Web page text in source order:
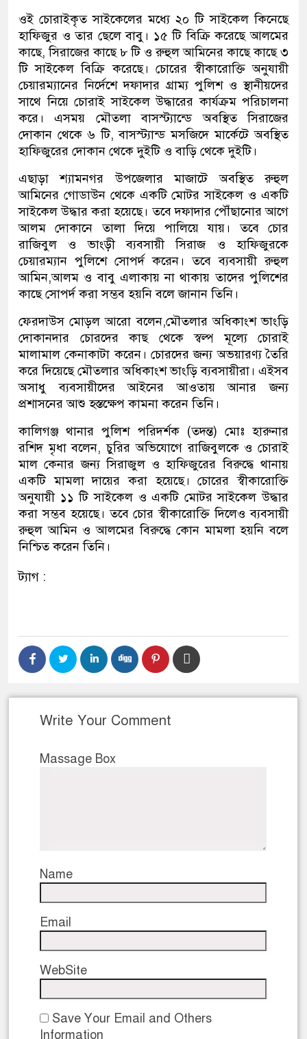
ওই চোরাইকৃত সাইকেলের মধ্যে ২০ টি সাইকেল কিনেছে
হাফিজুর ও তার ছেলে বাবু। ১৫ টি বিক্রি করেছে আলমের
কাছে, সিরাজের কাছে ৮ টি ও রুহুল আমিনের কাছে কাছে ৩
টি সাইকেল বিক্রি করেছে। চোরের স্বীকারোক্তি অনুযায়ী
চেয়ারম্যানের নির্দেশে দফাদার গ্রাম্য পুলিশ ও স্থানীয়দের
সাথে নিয়ে চোরাই সাইকেল উদ্ধারের কার্যক্রম পরিচালনা
করে। এসময় মৌতলা বাসস্ট্যান্ডে অবস্থিত সিরাজের
দোকান থেকে ৬ টি, বাসস্ট্যান্ড মসজিদে মার্কেটে অবস্থিত
হাফিজুরের দোকান থেকে দুইটি ও বাড়ি থেকে দুইটি।
এছাড়া শ্যামনগর উপজেলার মাজাটে অবস্থিত রুহুল
আমিনের গোডাউন থেকে একটি মোটর সাইকেল ও একটি
সাইকেল উদ্ধার করা হয়েছে। তবে দফাদার পৌঁছানোর আগে
আলম দোকানে তালা দিয়ে পালিয়ে যায়। তবে চোর
রাজিবুল ও ভাংড়ী ব্যবসায়ী সিরাজ ও হাফিজুরকে
চেয়ারম্যান পুলিশে সোপর্দ করেন। তবে ব্যবসায়ী রুহুল
আমিন,আলম ও বাবু এলাকায় না থাকায় তাদের পুলিশের
কাছে সোপর্দ করা সম্ভব হয়নি বলে জানান তিনি।
ফেরদাউস মোড়ল আরো বলেন,মৌতলার অধিকাংশ ভাংড়ি
দোকানদার চোরদের কাছ থেকে স্বল্প মূল্যে চোরাই
মালামাল কেনাকাটা করেন। চোরদের জন্য অভয়ারণ্য তৈরি
করে দিয়েছে মৌতলার অধিকাংশ ভাংড়ি ব্যবসায়ীরা। এইসব
অসাধু ব্যবসায়ীদের আইনের আওতায় আনার জন্য
প্রশাসনের আশু হস্তক্ষেপ কামনা করেন তিনি।
কালিগঞ্জ থানার পুলিশ পরিদর্শক (তদন্ত) মোঃ হারুনার
রশিদ মৃধা বলেন, চুরির অভিযোগে রাজিবুলকে ও চোরাই
মাল কেনার জন্য সিরাজুল ও হাফিজুরের বিরুদ্ধে থানায়
একটি মামলা দায়ের করা হয়েছে। চোরের স্বীকারোক্তি
অনুযায়ী ১১ টি সাইকেল ও একটি মোটর সাইকেল উদ্ধার
করা সম্ভব হয়েছে। তবে চোর স্বীকারোক্তি দিলেও ব্যবসায়ী
রুহুল আমিন ও আলমের বিরুদ্ধে কোন মামলা হয়নি বলে
নিশ্চিত করেন তিনি।
ট্যাগ :
Write Your Comment
Massage Box
Name
Email
WebSite
Save Your Email and Others
Information